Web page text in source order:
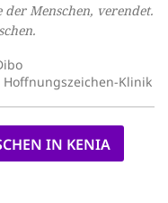
der Menschen, verendet.
Klinik
IN KENIA